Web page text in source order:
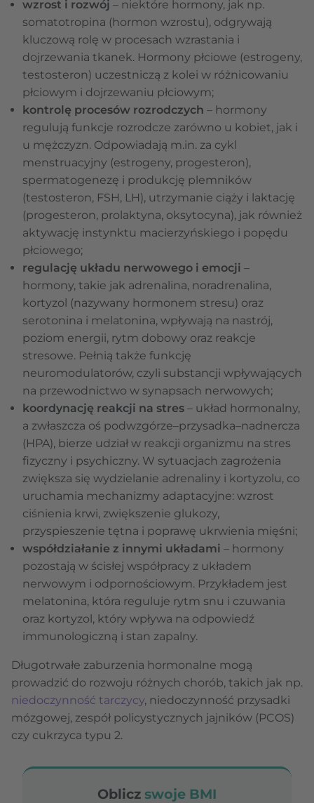
wzrost i rozwój – niektóre hormony, jak np.
somatotropina (hormon wzrostu), odgrywają
kluczową rolę w procesach wzrastania i
dojrzewania tkanek. Hormony płciowe (estrogeny,
testosteron) uczestniczą z kolei w różnicowaniu
płciowym i dojrzewaniu płciowym;
kontrolę procesów rozrodczych – hormony
regulują funkcje rozrodcze zarówno u kobiet, jak i
u mężczyzn. Odpowiadają m.in. za cykl
menstruacyjny (estrogeny, progesteron),
spermatogenezę i produkcję plemników
(testosteron, FSH, LH), utrzymanie ciąży i laktację
(progesteron, prolaktyna, oksytocyna), jak również
aktywację instynktu macierzyńskiego i popędu
płciowego;
regulację układu nerwowego i emocji –
hormony, takie jak adrenalina, noradrenalina,
kortyzol (nazywany hormonem stresu) oraz
serotonina i melatonina, wpływają na nastrój,
poziom energii, rytm dobowy oraz reakcje
stresowe. Pełnią także funkcję
neuromodulatorów, czyli substancji wpływających
na przewodnictwo w synapsach nerwowych;
koordynację reakcji na stres – układ hormonalny,
a zwłaszcza oś podwzgórze–przysadka–nadnercza
(HPA), bierze udział w reakcji organizmu na stres
fizyczny i psychiczny. W sytuacjach zagrożenia
zwiększa się wydzielanie adrenaliny i kortyzolu, co
uruchamia mechanizmy adaptacyjne: wzrost
ciśnienia krwi, zwiększenie glukozy,
przyspieszenie tętna i poprawę ukrwienia mięśni;
współdziałanie z innymi układami – hormony
pozostają w ścisłej współpracy z układem
nerwowym i odpornościowym. Przykładem jest
melatonina, która reguluje rytm snu i czuwania
oraz kortyzol, który wpływa na odpowiedź
immunologiczną i stan zapalny.
Długotrwałe zaburzenia hormonalne mogą
prowadzić do rozwoju różnych chorób, takich jak np.
niedoczynność tarczycy, niedoczynność przysadki
mózgowej, zespół policystycznych jajników (PCOS)
czy cukrzyca typu 2.
Oblicz swoje BMI